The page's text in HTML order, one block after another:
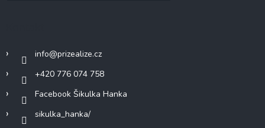
info@prizealize.cz
+420 776 074 758
Facebook Šikulka Hanka
sikulka_hanka/